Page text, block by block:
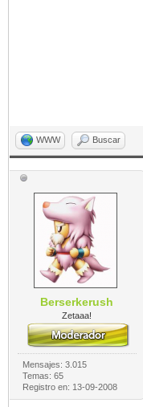
WWW Buscar
Berserkerush
Zetaaa!
Mensajes: 3.015
Temas: 65
Registro en: 13-09-2008